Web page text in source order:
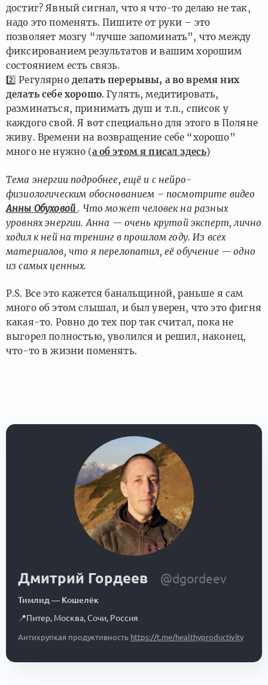
достиг? Явный сигнал, что я что-то делаю не так,
надо это поменять. Пишите от руки – это
позволяет мозгу “лучше запоминать”, что между
фиксированием результатов и вашим хорошим
состоянием есть связь.
2️⃣ Регулярно делать перерывы, а во время них
делать себе хорошо. Гулять, медитировать,
разминаться, принимать душ и т.п., список у
каждого свой. Я вот специально для этого в Поляне
живу. Времени на возвращение себе “хорошо”
много не нужно (а об этом я писал здесь)
Тема энергии подробнее, ещё и с нейро-
физиологическим обоснованием – посмотрите видео
Анны Обуховой. Что может человек на разных
уровнях энергии. Анна — очень крутой эксперт, лично
ходил к ней на тренинг в прошлом году. Из всех
материалов, что я перелопатил, её обучение — одно
из самых ценных.
P.S. Все это кажется банальщиной, раньше я сам
много об этом слышал, и был уверен, что это фигня
какая-то. Ровно до тех пор так считал, пока не
выгорел полностью, уволился и решил, наконец,
что-то в жизни поменять.
Дмитрий Гордеев @dgordeev
Тимлид — Кошелёк
📍Питер, Москва, Сочи, Россия
Антихрупкая продуктивность https://t.me/healthyproductivity